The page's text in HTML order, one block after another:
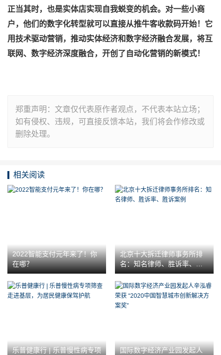
正当其时，也是实体店实现自我蜕变的机会。对一些小商
户，他们的数字化转型就可以直接从推牛客收款码开始！它
用技术驱动营销，推动实体经济和数字经济融合发展，将互
联网、数字经济深度融合，开创了自动化营销的新模式！
郑重声明：文章仅代表原作者观点，不代表本站立场；
如有侵权、违规，可直接反馈本站，我们将会作修改或
删除处理。
相关阅读
2022智能支付元年来了！你
在哪？
北京十大拆迁律师事务所排
名：知名律师、胜诉率、胜
诉案例
乐普健康行 | 乐普慢性病专项
国际数字经济产业园发起人